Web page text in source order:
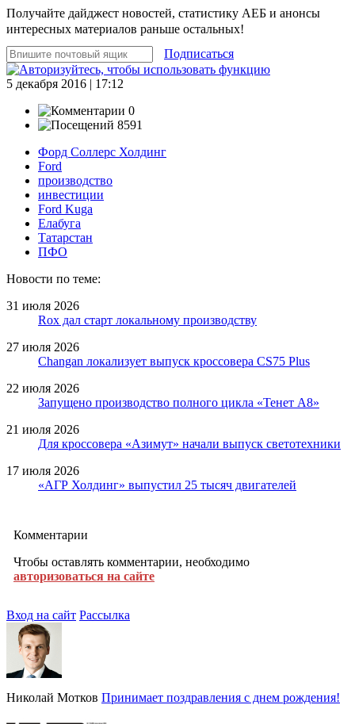
Получайте дайджест новостей, статистику АЕБ и анонсы
интересных материалов раньше остальных!
Подписаться
5 декабря 2016 | 17:12
0
8591
Форд Соллерс Холдинг
Ford
производство
инвестиции
Ford Kuga
Елабуга
Татарстан
ПФО
Новости по теме:
31 июля 2026
Rox дал старт локальному производству
27 июля 2026
Changan локализует выпуск кроссовера CS75 Plus
22 июля 2026
Запущено производство полного цикла «Тенет A8»
21 июля 2026
Для кроссовера «Азимут» начали выпуск светотехники
17 июля 2026
«АГР Холдинг» выпустил 25 тысяч двигателей
Комментарии
Чтобы оставлять комментарии, необходимо
авторизоваться на сайте
Вход на сайт Рассылка
Николай Мотков Принимает поздравления с днем рождения!